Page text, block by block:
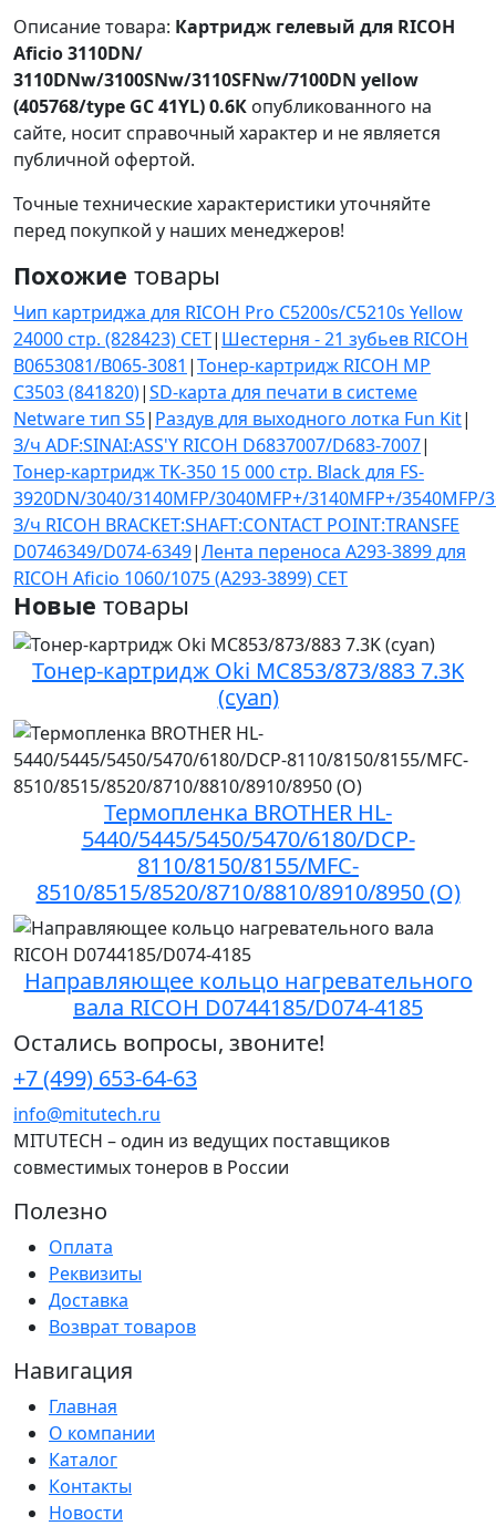
Описание товара: Картридж гелевый для RICOH
Aficio 3110DN/
3110DNw/3100SNw/3110SFNw/7100DN yellow
(405768/type GC 41YL) 0.6К опубликованного на
сайте, носит справочный характер и не является
публичной офертой.
Точные технические характеристики уточняйте
перед покупкой у наших менеджеров!
Похожие товары
Чип картриджа для RICOH Pro C5200s/C5210s Yellow
24000 стр. (828423) CET| Шестерня - 21 зубьев RICOH
B0653081/B065-3081 |Тонер-картридж RICOH MP
C3503 (841820)|SD-карта для печати в системе
Netware тип S5| Раздув для выходного лотка Fun Kit|
З/ч ADF:SINAI:ASS'Y RICOH D6837007/D683-7007|
Тонер-картридж TK-350 15 000 стр. Black для FS-
3920DN/3040/3140MFP/3040MFP+/3140MFP+/3540MFP/
З/ч RICOH BRACKET:SHAFT:CONTACT POINT:TRANSFE
D0746349/D074-6349|Лента переноса A293-3899 для
RICOH Aficio 1060/1075 (A293-3899) CET
Новые товары
Тонер-картридж Oki MC853/873/883 7.3K
(cyan)
Термопленка BROTHER HL-
5440/5445/5450/5470/6180/DCP-
8110/8150/8155/MFC-
8510/8515/8520/8710/8810/8910/8950 (O)
Направляющее кольцо нагревательного
вала RICOH D0744185/D074-4185
Остались вопросы, звоните!
+7 (499) 653-64-63
info@mitutech.ru
MITUTECH – один из ведущих поставщиков
совместимых тонеров в России
Полезно
Оплата
Реквизиты
Доставка
Возврат товаров
Навигация
Главная
О компании
Каталог
Контакты
Новости